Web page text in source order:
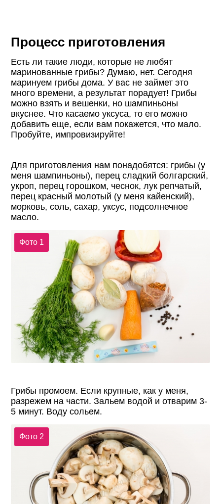
Процесс приготовления
Есть ли такие люди, которые не любят
маринованные грибы? Думаю, нет. Сегодня
маринуем грибы дома. У вас не займет это
много времени, а результат порадует! Грибы
можно взять и вешенки, но шампиньоны
вкуснее. Что касаемо уксуса, то его можно
добавить еще, если вам покажется, что мало.
Пробуйте, импровизируйте!
Для приготовления нам понадобятся: грибы (у
меня шампиньоны), перец сладкий болгарский,
укроп, перец горошком, чеснок, лук репчатый,
перец красный молотый (у меня кайенский),
морковь, соль, сахар, уксус, подсолнечное
масло.
Фото 1
Грибы промоем. Если крупные, как у меня,
разрежем на части. Зальем водой и отварим 3-
5 минут. Воду сольем.
Фото 2